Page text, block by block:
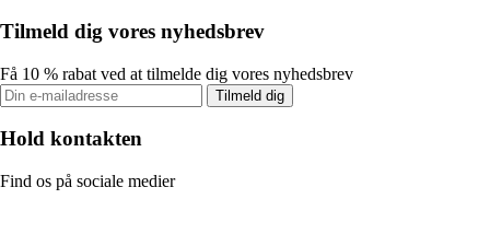
Tilmeld dig vores nyhedsbrev
Få 10 % rabat ved at tilmelde dig vores nyhedsbrev
Tilmeld dig
Hold kontakten
Find os på sociale medier